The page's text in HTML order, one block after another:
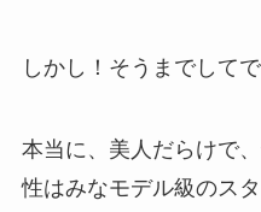
しかし！そうまでして
本当に、美人だらけで
性はみなモデル級のス